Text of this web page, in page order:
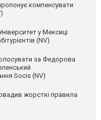
компенсувати
у Мексиці
(NV)
за Федорова
Socis (NV)
жорсткі правила